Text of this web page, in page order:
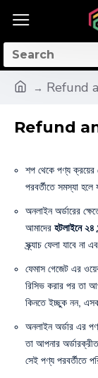
Refund
Refund
শপ থেকে পণ্য ক্রয়ের
পরবর্তীতে সমস্যা হলে
অনলাইন অর্ডারের
আমাদের হটলাইনে ২৪
স্ক্র্যাচ ফেলা যাবে
ফেমাস গেজেট এর
রিসিভ করার পর তা
কিনতে ইচ্ছুক নন,
অনলাইন অর্ডার এর
তা আপনার
সেই পণ্য পরবর্তীতে